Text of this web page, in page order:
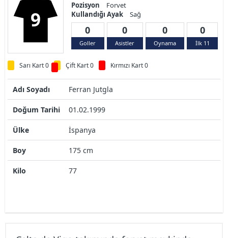
9
Pozisyon
Forvet
Kullandığı Ayak
Sağ
0
Goller
0
Asistler
0
Oynama
0
İlk 11
Sarı Kart 0 Çift Kart 0 Kırmızı Kart 0
Adı Soyadı Ferran Jutgla
Doğum Tarihi 01.02.1999
Ülke İspanya
Boy 175 cm
Kilo 77